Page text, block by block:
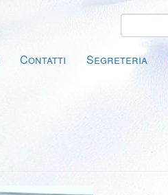
Contatti Segreteria